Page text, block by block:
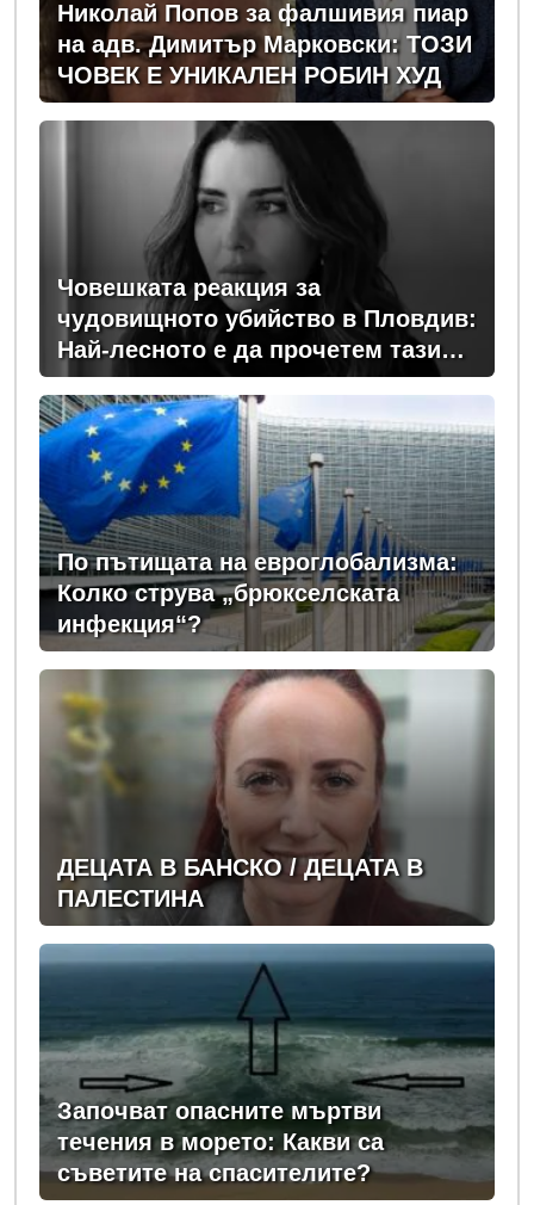
Николай Попов за фалшивия пиар
на адв. Димитър Марковски: ТОЗИ
ЧОВЕК Е УНИКАЛЕН РОБИН ХУД
Човешката реакция за
чудовищното убийство в Пловдив:
Най-лесното е да прочетем тази
история и да си кажем "Това са
психопати. Моето дете никога"
По пътищата на евроглобализма:
Колко струва „брюкселската
инфекция“?
ДЕЦАТА В БАНСКО / ДЕЦАТА В
ПАЛЕСТИНА
Започват опасните мъртви
течения в морето: Какви са
съветите на спасителите?